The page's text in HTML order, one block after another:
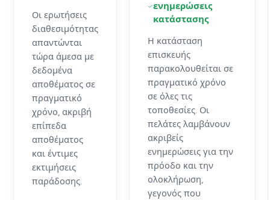
Οι ερωτήσεις
διαθεσιμότητας
απαντώνται
τώρα άμεσα με
δεδομένα
αποθέματος σε
πραγματικό
χρόνο, ακριβή
επίπεδα
αποθέματος
και έντιμες
εκτιμήσεις
παράδοσης.
ενημερώσεις
κατάστασης
Η κατάσταση
επισκευής
παρακολουθείται σε
πραγματικό χρόνο
σε όλες τις
τοποθεσίες. Οι
πελάτες λαμβάνουν
ακριβείς
ενημερώσεις για την
πρόοδο και την
ολοκλήρωση,
γεγονός που